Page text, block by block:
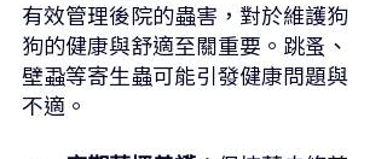
有效管理後院的蟲害，對於維護狗
狗的健康與舒適至關重要。跳蚤、
壁蝨等寄生蟲可能引發健康問題與
不適。